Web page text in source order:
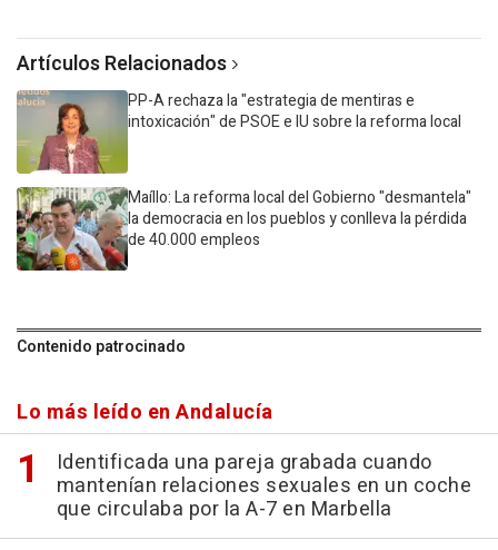
Artículos Relacionados
PP-A rechaza la "estrategia de mentiras e
intoxicación" de PSOE e IU sobre la reforma local
Maíllo: La reforma local del Gobierno "desmantela"
la democracia en los pueblos y conlleva la pérdida
de 40.000 empleos
Contenido patrocinado
Lo más leído en Andalucía
Identificada una pareja grabada cuando
mantenían relaciones sexuales en un coche
que circulaba por la A-7 en Marbella